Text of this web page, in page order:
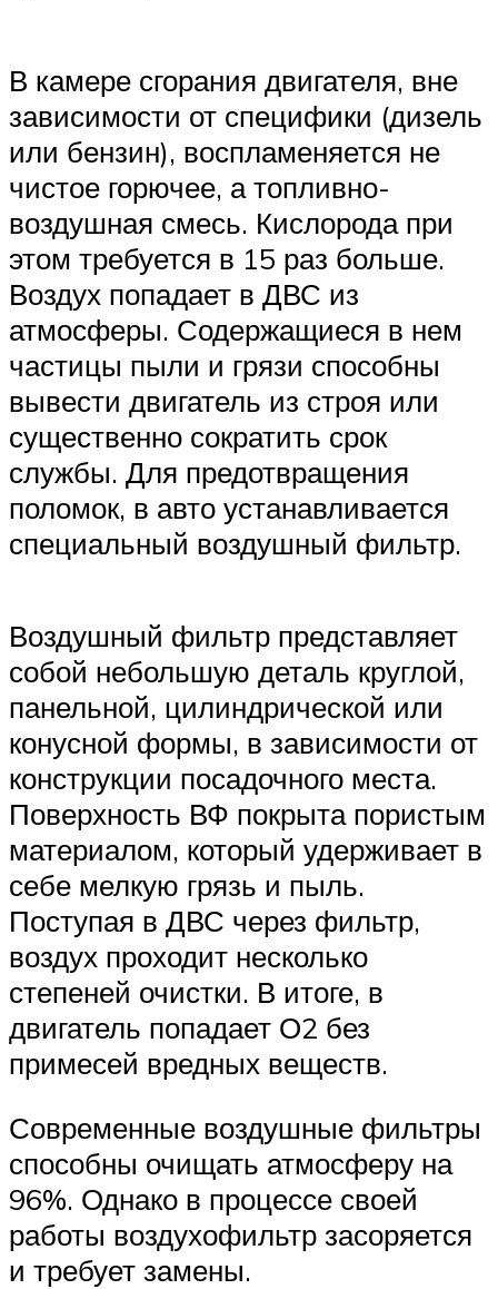
В камере сгорания двигателя, вне
зависимости от специфики (дизель
или бензин), воспламеняется не
чистое горючее, а топливно-
воздушная смесь. Кислорода при
этом требуется в 15 раз больше.
Воздух попадает в ДВС из
атмосферы. Содержащиеся в нем
частицы пыли и грязи способны
вывести двигатель из строя или
существенно сократить срок
службы. Для предотвращения
поломок, в авто устанавливается
специальный воздушный фильтр.
Воздушный фильтр представляет
собой небольшую деталь круглой,
панельной, цилиндрической или
конусной формы, в зависимости от
конструкции посадочного места.
Поверхность ВФ покрыта пористым
материалом, который удерживает в
себе мелкую грязь и пыль.
Поступая в ДВС через фильтр,
воздух проходит несколько
степеней очистки. В итоге, в
двигатель попадает О2 без
примесей вредных веществ.
Современные воздушные фильтры
способны очищать атмосферу на
96%. Однако в процессе своей
работы воздухофильтр засоряется
и требует замены.